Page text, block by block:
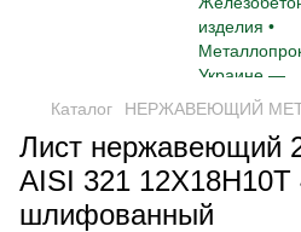
Каталог НЕРЖАВЕЮЩИЙ
Лист нержавеющий
AISI 321 12Х18Н10Т
шлифованный